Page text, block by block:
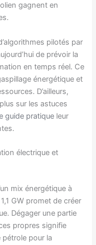
gagnent en
pilotés par
de prévoir la
en temps réel. Ce
énergétique et
D’ailleurs,
sur les astuces
guide pratique leur
électrique et
mix énergétique à
GW promet de créer
Dégager une partie
propres signifie
pour la